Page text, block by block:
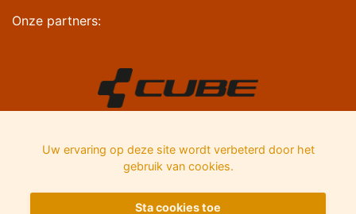
Onze partners:
Uw ervaring op deze site wordt verbeterd door het
gebruik van cookies.
Sta cookies toe